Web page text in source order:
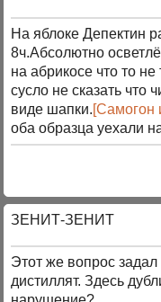
На яблоке Депектин
8ч.Абсолютно
на абрикосе что то
сусло не сказать что
виде шапки.[Самогон
оба образца уехали
ЗЕНИТ-ЗЕНИТ
Этот же вопрос
дистиллят. Здесь